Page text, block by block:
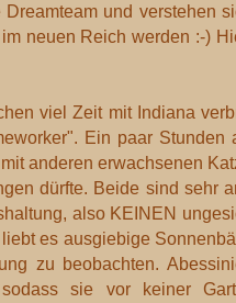
und verstehen
neuen Reich werden :-)
viel Zeit mit Indiana
Ein paar Stunden
anderen erwachsenen
dürfte. Beide sind sehr
also KEINEN
es ausgiebige
zu beobachten.
sie vor keiner